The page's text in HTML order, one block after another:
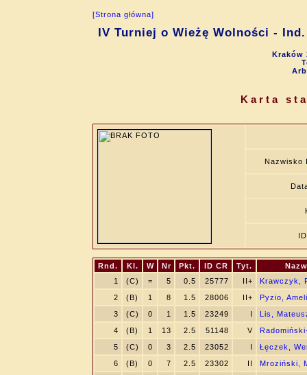
[Strona główna]
IV Turniej o Wieżę Wolności -
Kraków
Karta
Nazwisko
Rnd. Kl. W Nr Pkt. ID CR Tyt.
1
(C) = 5 0.5 25777 II+
Krawczyk,
2
(B) 1 8 1.5 28006 II+
Pyzio,
3
(C) 0 1 1.5 23249 I
Lis,
4
(B) 1 13 2.5 51148 V
5
(C) 0 3 2.5 23052 I
Łęczek,
6
(B) 0 7 2.5 23302 II
Mroziński,